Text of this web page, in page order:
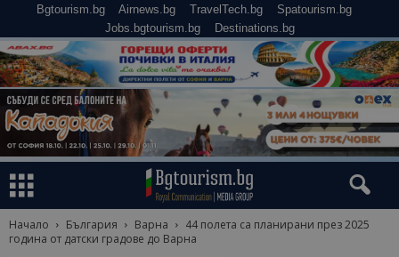
Bgtourism.bg Airnews.bg TravelTech.bg
Spatourism.bg
Jobs.bgtourism.bg
Destinations.bg
Начало България Варна
44 полета са планирани през 2025
година от датски градове до Варна